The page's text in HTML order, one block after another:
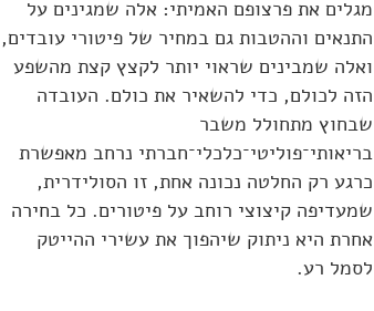
מגלים את פרצופם האמיתי: אלה שמגינים על
התנאים וההטבות גם במחיר של פיטורי עובדים,
ואלה שמבינים שראוי יותר לקצץ קצת מהשפע
הזה לכולם, כדי להשאיר את כולם. העובדה
שבחוץ מתחולל משבר
בריאותי־פוליטי־כלכלי־חברתי נרחב מאפשרת
כרגע רק החלטה נכונה אחת, זו הסולידרית,
שמעדיפה קיצוצי רוחב על פיטורים. כל בחירה
אחרת היא ניתוק שיהפוך את עשירי ההייטק
לסמל רע.